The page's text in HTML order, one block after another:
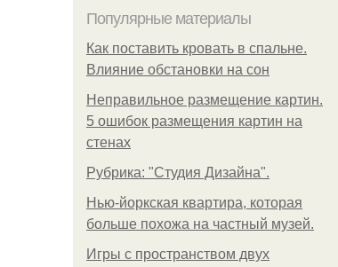
Популярные материалы
Как поставить кровать в спальне.
Влияние обстановки на сон
Неправильное размещение картин.
5 ошибок размещения картин на
стенах
Рубрика: "Студия Дизайна".
Нью-йоркская квартира, которая
больше похожа на частный музей.
Игры с пространством двух